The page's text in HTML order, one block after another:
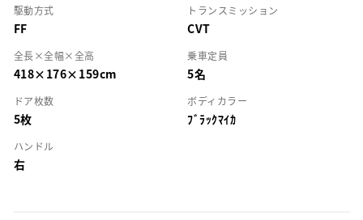
駆動方式
FF
トランスミッション
CVT
全長×全幅×全高
418×176×159cm
乗車定員
5名
ドア枚数
5枚
ボディカラー
ﾌﾞﾗｯｸﾏｲｶ
ハンドル
右